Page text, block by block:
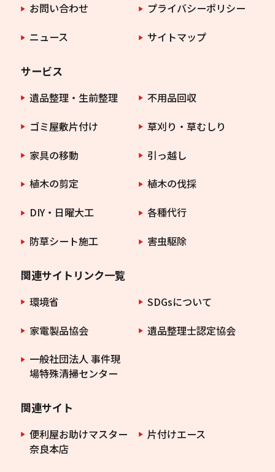
お問い合わせ
プライバシーポリシー
ニュース
サイトマップ
サービス
遺品整理・生前整理
不用品回収
ゴミ屋敷片付け
草刈り・草むしり
家具の移動
引っ越し
植木の剪定
植木の伐採
DIY・日曜大工
各種代行
防草シート施工
害虫駆除
関連サイトリンク一覧
環境省
SDGsについて
家電製品協会
遺品整理士認定協会
一般社団法人 事件現
場特殊清掃センター
関連サイト
便利屋お助けマスター
奈良本店
片付けエース